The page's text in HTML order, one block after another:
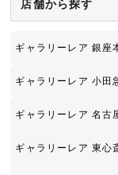
店舗から探す
ギャラリーレア 銀座
ギャラリーレア 小田
ギャラリーレア 名古
ギャラリーレア 東心